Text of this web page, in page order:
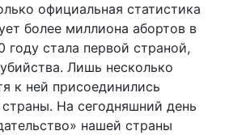
официальная статистика
более миллиона абортов в
году стала первой страной,
Лишь несколько
к ней присоединились
На сегодняшний день
нашей страны